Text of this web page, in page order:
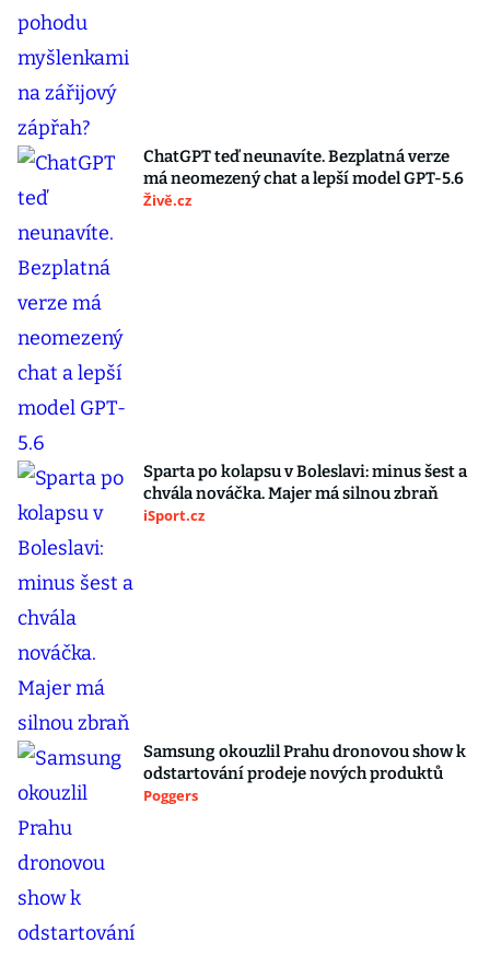
ChatGPT teď neunavíte. Bezplatná verze
má neomezený chat a lepší model GPT-5.6
Živě.cz
Sparta po kolapsu v Boleslavi: minus šest a
chvála nováčka. Majer má silnou zbraň
iSport.cz
Samsung okouzlil Prahu dronovou show k
odstartování prodeje nových produktů
Poggers